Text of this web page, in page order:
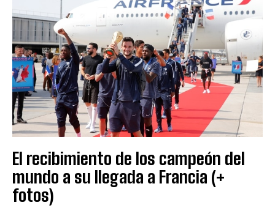
El recibimiento de los campeón del
mundo a su llegada a Francia (+
fotos)